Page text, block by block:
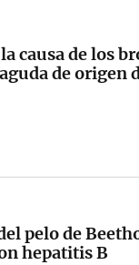
causa de los
de origen
pelo de
hepatitis B